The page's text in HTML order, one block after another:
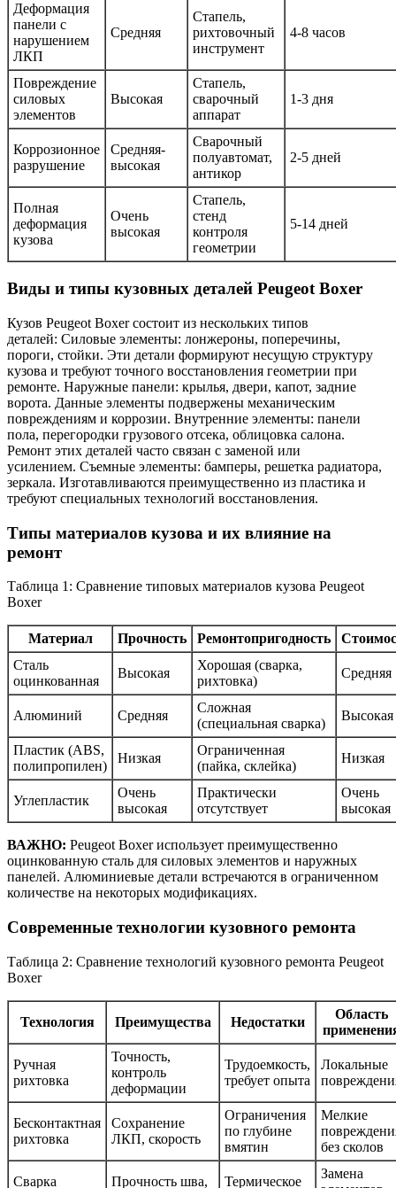
Деформация
панели с
нарушением
ЛКП
Средняя
Стапель,
рихтовочный
инструмент
4-8 часов
Повреждение
силовых
элементов
Высокая
Стапель,
сварочный
аппарат
1-3 дня
Коррозионное
разрушение
Средняя-
высокая
Сварочный
полуавтомат,
антикор
2-5 дней
Полная
деформация
кузова
Очень
высокая
Стапель,
стенд
контроля
геометрии
5-14 дней
Виды и типы кузовных деталей Peugeot Boxer
Кузов Peugeot Boxer состоит из нескольких типов
деталей: Силовые элементы: лонжероны, поперечины,
пороги, стойки. Эти детали формируют несущую структуру
кузова и требуют точного восстановления геометрии при
ремонте. Наружные панели: крылья, двери, капот, задние
ворота. Данные элементы подвержены механическим
повреждениям и коррозии. Внутренние элементы: панели
пола, перегородки грузового отсека, облицовка салона.
Ремонт этих деталей часто связан с заменой или
усилением. Съемные элементы: бамперы, решетка радиатора,
зеркала. Изготавливаются преимущественно из пластика и
требуют специальных технологий восстановления.
Типы материалов кузова и их влияние на
ремонт
Таблица 1: Сравнение типовых материалов кузова Peugeot
Boxer
Материал Прочность Ремонтопригодность
Сталь
оцинкованная
Высокая
Хорошая (сварка,
рихтовка)
Средняя
Алюминий Средняя
Сложная
(специальная сварка)
Высокая
Пластик (ABS,
полипропилен)
Низкая
Ограниченная
(пайка, склейка)
Низкая
Углепластик
Очень
высокая
Практически
отсутствует
Очень
высокая
ВАЖНО: Peugeot Boxer использует преимущественно
оцинкованную сталь для силовых элементов и наружных
панелей. Алюминиевые детали встречаются в ограниченном
количестве на некоторых модификациях.
Современные технологии кузовного ремонта
Таблица 2: Сравнение технологий кузовного ремонта Peugeot
Boxer
Технология Преимущества Недостатки
Область
Ручная
рихтовка
Точность,
контроль
деформации
Трудоемкость,
требует опыта
Локальные
Бесконтактная
рихтовка
Сохранение
ЛКП, скорость
Ограничения
по глубине
вмятин
Мелкие
без сколов
Сварка Прочность шва, Термическое
Замена